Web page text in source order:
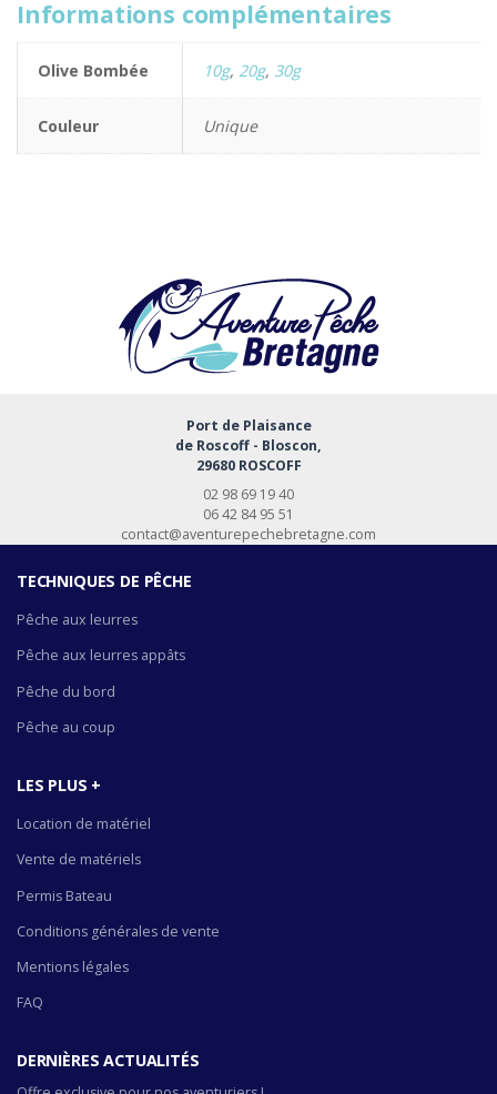
Informations complémentaires
Olive Bombée 10g, 20g, 30g
Couleur Unique
Port de Plaisance
de Roscoff - Bloscon,
29680 ROSCOFF
02 98 69 19 40
06 42 84 95 51
contact@aventurepechebretagne.com
TECHNIQUES DE PÊCHE
Pêche aux leurres
Pêche aux leurres appâts
Pêche du bord
Pêche au coup
LES PLUS +
Location de matériel
Vente de matériels
Permis Bateau
Conditions générales de vente
Mentions légales
FAQ
DERNIÈRES ACTUALITÉS